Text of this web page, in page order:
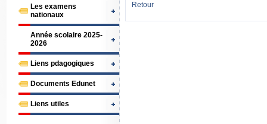
Les examens
nationaux
Année scolaire 2025-
2026
Liens pdagogiques
Documents Edunet
Liens utiles
Retour